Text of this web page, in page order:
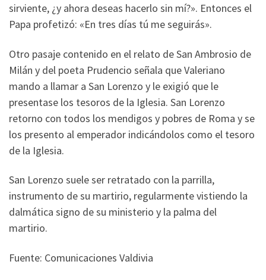
sirviente, ¿y ahora deseas hacerlo sin mí?». Entonces el
Papa profetizó: «En tres días tú me seguirás».
Otro pasaje contenido en el relato de San Ambrosio de
Milán y del poeta Prudencio señala que Valeriano
mando a llamar a San Lorenzo y le exigió que le
presentase los tesoros de la Iglesia. San Lorenzo
retorno con todos los mendigos y pobres de Roma y se
los presento al emperador indicándolos como el tesoro
de la Iglesia.
San Lorenzo suele ser retratado con la parrilla,
instrumento de su martirio, regularmente vistiendo la
dalmática signo de su ministerio y la palma del
martirio.
Fuente: Comunicaciones Valdivia